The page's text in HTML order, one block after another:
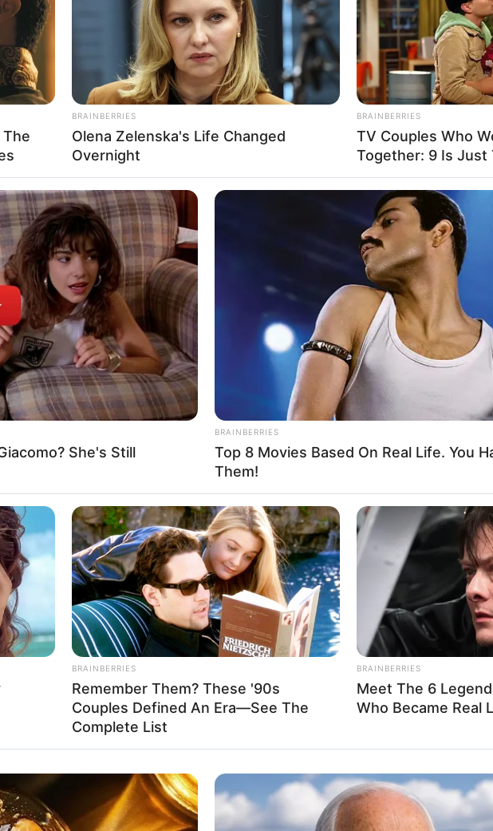
appartient du 29 juin au 3 juillet 2026. Le coup
de l’enquête, Mona (Catherine Benguigui)
courts de DNA à trois semaines d’avance.
The
BRAINBERRIES
Olena Zelenska's Life Changed
Overnight
BRAINBERRIES
TV Couples Who
Together: 9 Is Just
She's Still
BRAINBERRIES
Top 8 Movies Based On Real Life. You
Them!
BRAINBERRIES
Remember Them? These '90s
Couples Defined An Era—See The
Complete List
BRAINBERRIES
Meet The 6
Who Became Real